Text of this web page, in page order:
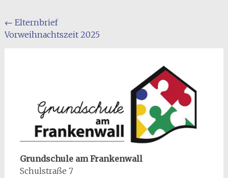
Beitragsnavigation
← Elternbrief
Vorweihnachtszeit 2025
Grundschule am Frankenwall
Schulstraße 7